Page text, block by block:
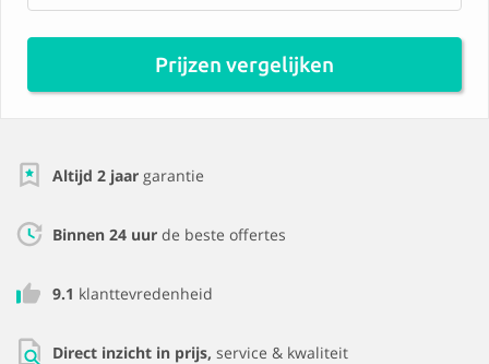
Prijzen vergelijken
Altijd 2 jaar garantie
Binnen 24 uur de beste offertes
9.1 klanttevredenheid
Direct inzicht in prijs, service & kwaliteit